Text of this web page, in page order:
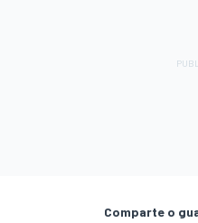
Comparte o